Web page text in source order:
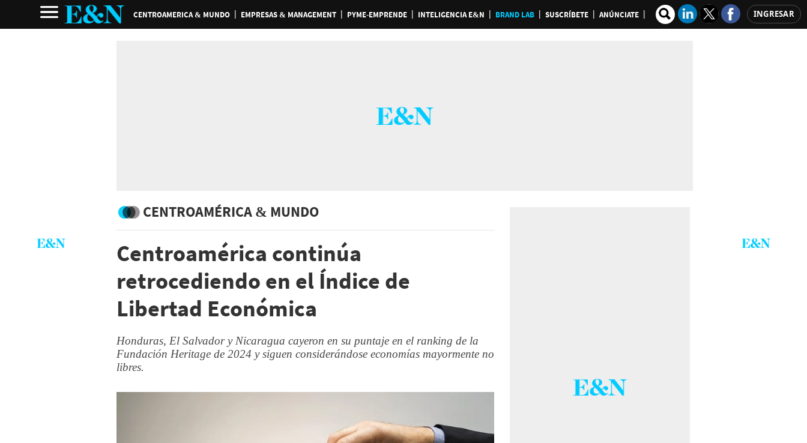
CENTROAMERICA & MUNDO EMPRESAS & MANAGEMENT PYME-EMPRENDE INTELIGENCIA E&N BRAND LAB SUSCRÍBETE ANÚNCIATE INGRESAR
CENTROAMÉRICA & MUNDO
Centroamérica continúa
retrocediendo en el Índice de
Libertad Económica
Honduras, El Salvador y Nicaragua cayeron en su puntaje en el ranking de la
Fundación Heritage de 2024 y siguen considerándose economías mayormente no
libres.